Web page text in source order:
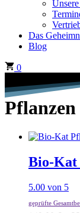
Das
Blog
0
/ Produkte
Pflanzen
Bio-Kat
5.00 von 5
geprüfte